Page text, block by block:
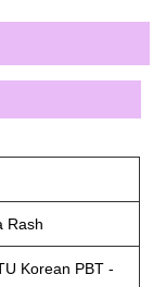
Rash
Korean PBT -